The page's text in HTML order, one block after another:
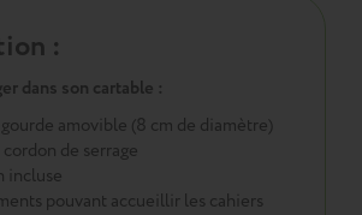
:
dans son cartable :
amovible (8 cm de diamètre)
de serrage
incluse
pouvant accueillir les cahiers